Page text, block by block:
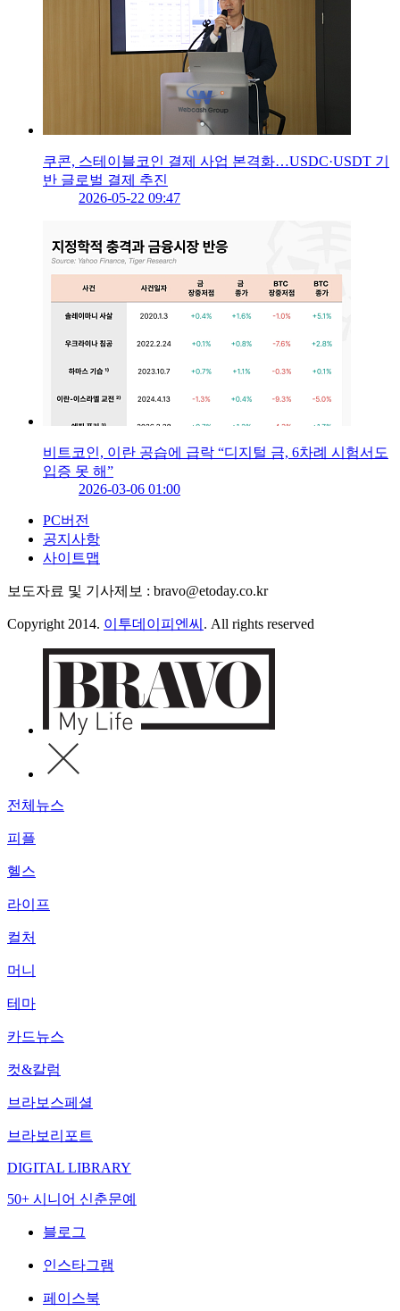
쿠콘, 스테이블코인 결제 사업 본격화…USDC·USDT 기
반 글로벌 결제 추진
2026-05-22 09:47
비트코인, 이란 공습에 급락 “디지털 금, 6차례 시험서도
입증 못 해”
2026-03-06 01:00
PC버전
공지사항
사이트맵
보도자료 및 기사제보 : bravo@etoday.co.kr
Copyright 2014. 이투데이피엔씨 . All rights reserved
전체뉴스
피플
헬스
라이프
컬처
머니
테마
카드뉴스
컷&칼럼
브라보스페셜
브라보리포트
DIGITAL LIBRARY
50+ 시니어 신춘문예
블로그
인스타그램
페이스북